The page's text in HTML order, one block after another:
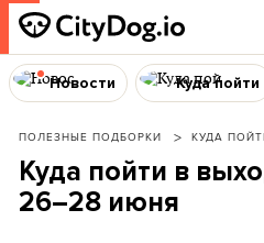
Новости Куда пойти
ПОЛЕЗНЫЕ ПОДБОРКИ КУДА
Куда пойти в
26–28 июня